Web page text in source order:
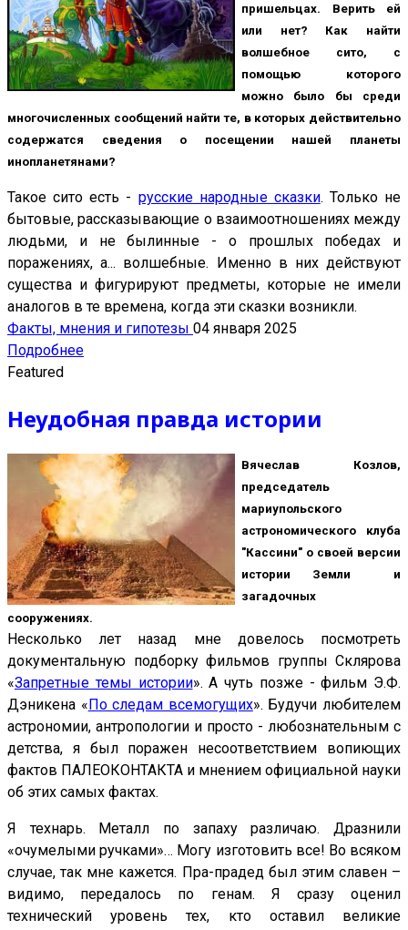
пришельцах. Верить ей
или нет? Как найти
волшебное сито, с
помощью которого
можно было бы среди
многочисленных сообщений найти те, в которых действительно
содержатся сведения о посещении нашей планеты
инопланетянами?
Такое сито есть - русские народные сказки. Только не
бытовые, рассказывающие о взаимоотношениях между
людьми, и не былинные - о прошлых победах и
поражениях, а... волшебные. Именно в них действуют
существа и фигурируют предметы, которые не имели
аналогов в те времена, когда эти сказки возникли.
Факты, мнения и гипотезы 04 января 2025
Подробнее
Featured
Неудобная правда истории
Вячеслав Козлов,
председатель
мариупольского
астрономического клуба
"Кассини" о своей версии
истории Земли и
загадочных
сооружениях.
Несколько лет назад мне довелось посмотреть
документальную подборку фильмов группы Склярова
«Запретные темы истории». А чуть позже - фильм Э.Ф.
Дэникена «По следам всемогущих». Будучи любителем
астрономии, антропологии и просто - любознательным с
детства, я был поражен несоответствием вопиющих
фактов ПАЛЕОКОНТАКТА и мнением официальной науки
об этих самых фактах.
Я технарь. Металл по запаху различаю. Дразнили
«очумелыми ручками»… Могу изготовить все! Во всяком
случае, так мне кажется. Пра-прадед был этим славен –
видимо, передалось по генам. Я сразу оценил
технический уровень тех, кто оставил великие